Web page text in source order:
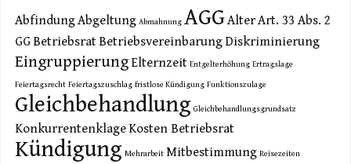
AbfindungAbgeltung Abmahnung AGGAlterArt. 33 Abs. 2
GGBetriebsratBetriebsvereinbarungDiskriminierung
Eingruppierung Elternzeit Entgelterhöhung Ertragslage
Feiertagsrecht Feiertagszuschlag fristlose Kündigung Funktionszulage
Gleichbehandlung Gleichbehandlungsgrundsatz
KonkurrentenklageKosten Betriebsrat
Kündigung Mehrarbeit Mitbestimmung Reisezeiten